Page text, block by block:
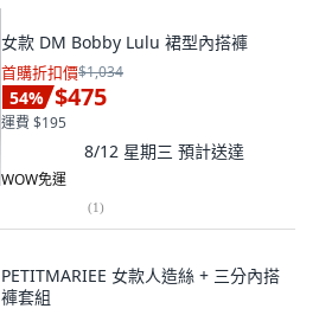
女款 DM Bobby Lulu 裙型內搭褲
首購折扣價$1,034
54% $475
運費 $195
8/12 星期三 預計送達
WOW免運
(1)
PETITMARIEE 女款人造絲 + 三分內搭
褲套組